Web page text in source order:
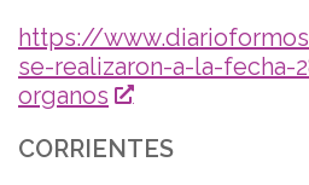
https://
se-realizaron-a-la-fecha-
organos
CORRIENTES